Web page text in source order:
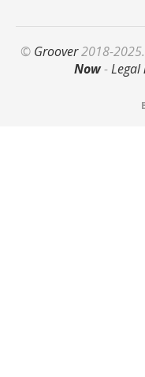
© Groover2018-2025.
Now-Legal